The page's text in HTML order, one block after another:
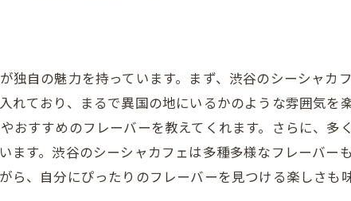
シーシャの吸い過ぎに注意
シーシャの正しい吸い方と頻度
スタッフにサポートを求める方法
シーシャを楽しむための持ち物リスト
友人と一緒にシーシャを楽しむ方法
独自の魅力を持っています。まず、渋谷のシーシャカ
れており、まるで異国の地にいるかのような雰囲気を
おすすめのフレーバーを教えてくれます。さらに、多
ます。渋谷のシーシャカフェは多種多様なフレーバー
、自分にぴったりのフレーバーを見つける楽しさも